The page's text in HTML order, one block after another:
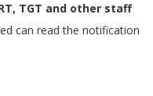
TGT and other staff
can read the notification